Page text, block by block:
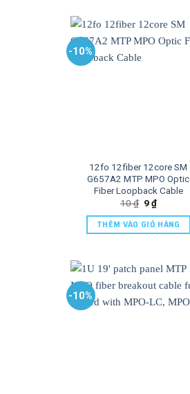
-10%
12fo 12fiber 12core SM
G657A2 MTP MPO Optic
Fiber Loopback Cable
10₫ 9₫
THÊM VÀO GIỎ HÀNG
-10%